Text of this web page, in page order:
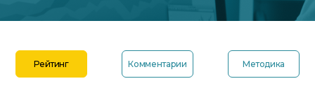
Рейтинг Комментарии Методика